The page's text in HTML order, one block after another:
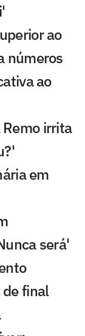
ao
números
ao
irrita
em
será'
final